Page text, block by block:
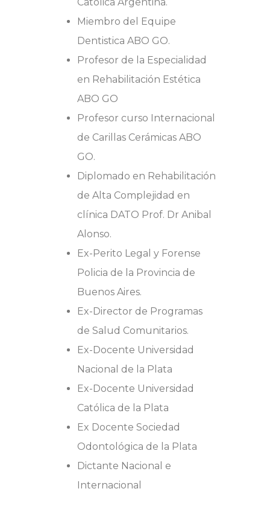
Miembro del Equipe
Dentistica ABO GO.
Profesor de la Especialidad
en Rehabilitación Estética
ABO GO
Profesor curso Internacional
de Carillas Cerámicas ABO
GO.
Diplomado en Rehabilitación
de Alta Complejidad en
clínica DATO Prof. Dr Anibal
Alonso.
Ex-Perito Legal y Forense
Policia de la Provincia de
Buenos Aires.
Ex-Director de Programas
de Salud Comunitarios.
Ex-Docente Universidad
Nacional de la Plata
Ex-Docente Universidad
Católica de la Plata
Ex Docente Sociedad
Odontológica de la Plata
Dictante Nacional e
Internacional